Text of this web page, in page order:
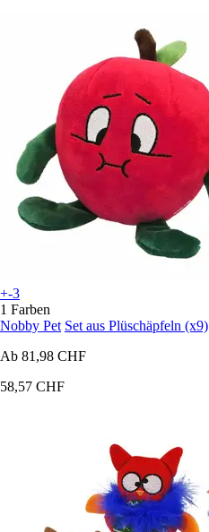
+-3
1 Farben
Nobby Pet Set aus Plüschäpfeln (x9)
Ab 81,98 CHF
58,57 CHF